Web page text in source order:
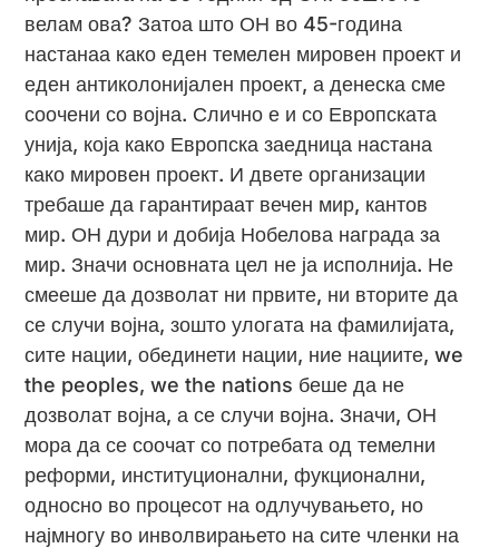
велам ова? Затоа што ОН во 45-година
настанаа како еден темелен мировен проект и
еден антиколонијален проект, а денеска сме
соочени со војна. Слично е и со Европската
унија, која како Европска заедница настана
како мировен проект. И двете организации
требаше да гарантираат вечен мир, кантов
мир. ОН дури и добија Нобелова награда за
мир. Значи основната цел не ја исполнија. Не
смееше да дозволат ни првите, ни вторите да
се случи војна, зошто улогата на фамилијата,
сите нации, обединети нации, ние нациите, we
the peoples, we the nations беше да не
дозволат војна, а се случи војна. Значи, ОН
мора да се соочат со потребата од темелни
реформи, институционални, фукционални,
односно во процесот на одлучувањето, но
најмногу во инволвирањето на сите членки на